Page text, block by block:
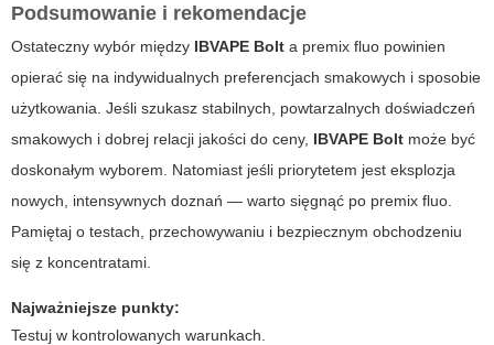
Podsumowanie i rekomendacje
Ostateczny wybór między IBVAPE Bolt a premix fluo powinien
opierać się na indywidualnych preferencjach smakowych i sposobie
użytkowania. Jeśli szukasz stabilnych, powtarzalnych doświadczeń
smakowych i dobrej relacji jakości do ceny, IBVAPE Bolt może być
doskonałym wyborem. Natomiast jeśli priorytetem jest eksplozja
nowych, intensywnych doznań — warto sięgnąć po premix fluo
Pamiętaj o testach, przechowywaniu i bezpiecznym obchodzeniu
się z koncentratami.
Najważniejsze punkty:
Testuj w kontrolowanych warunkach.